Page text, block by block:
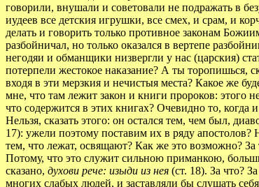
говорили, внушали и советовали не подражать в
иудеев все детския игрушки, все смех, и срам, и
делать и говорить только противное законам
разбойничал, но только оказался в вертепе
негодяи и обманщики низвергли у нас (царския)
потерпели жестокое наказание? А ты
входя в эти мерзкия и нечистыя места? Какое же
мне, что там лежит закон и книги пророков: этого
что содержится в этих книгах? Очевидно то,
Нельзя, сказать этого: он остался тем, чем был,
17): ужели поэтому поставим их в ряду
тем, что лежат, освящают? Как же это возможно?
Потому, что это служит сильною приманкою,
сказано, духови рече: изыди из нея (ст. 18). За что?
многих слабых людей, и заставляли бы слушать